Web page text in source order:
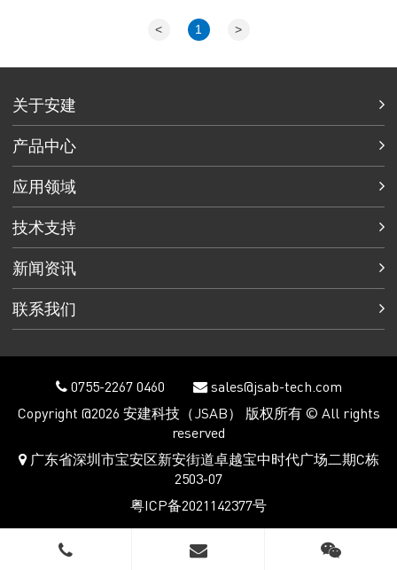
< 1 >
关于安建
产品中心
应用领域
技术支持
新闻资讯
联系我们
0755-2267 0460
sales@jsab-tech.com
Copyright @2026 安建科技（JSAB） 版权所有 © All rights
reserved
广东省深圳市宝安区新安街道卓越宝中时代广场二期C栋
2503-07
粤ICP备2021142377号